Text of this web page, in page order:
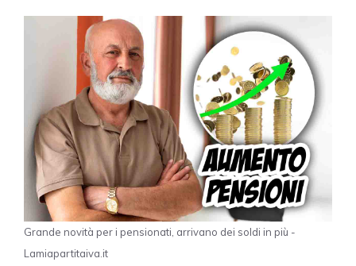
Grande novità per i pensionati, arrivano dei soldi in più -
Lamiapartitaiva.it